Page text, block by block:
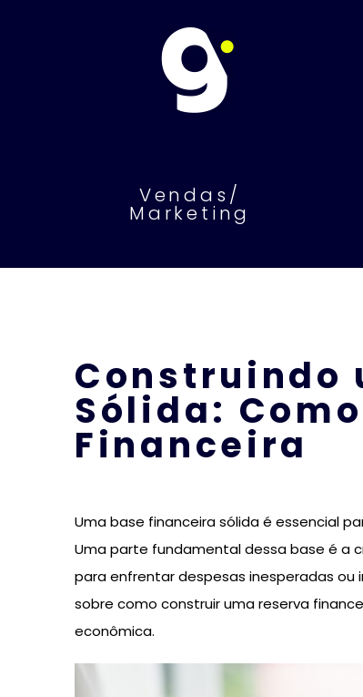
Vendas/
Marketing
Construindo
Sólida:
Financeira
Uma base financeira sólida é essencial
Uma parte fundamental dessa base é a
para enfrentar despesas inesperadas ou
sobre como construir uma reserva
econômica.